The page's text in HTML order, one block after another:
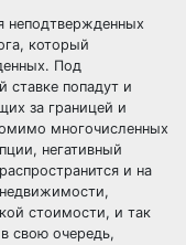
неподтвержденных
который
Под
ставке попадут и
за границей и
многочисленных
негативный
и на
стоимости, и так
свою очередь,